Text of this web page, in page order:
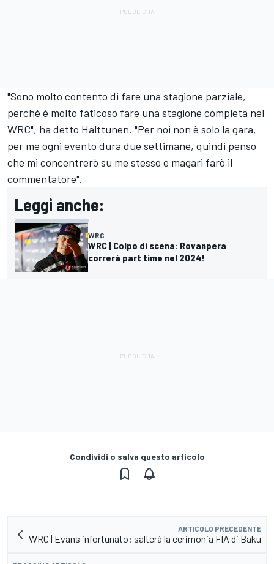
"Sono molto contento di fare una stagione parziale,
perché è molto faticoso fare una stagione completa nel
WRC", ha detto Halttunen. "Per noi non è solo la gara,
per me ogni evento dura due settimane, quindi penso
che mi concentrerò su me stesso e magari farò il
commentatore".
Leggi anche:
WRC
WRC | Colpo di scena: Rovanpera
correrà part time nel 2024!
Condividi o salva questo articolo
ARTICOLO PRECEDENTE
WRC | Evans infortunato: salterà la cerimonia FIA di Baku